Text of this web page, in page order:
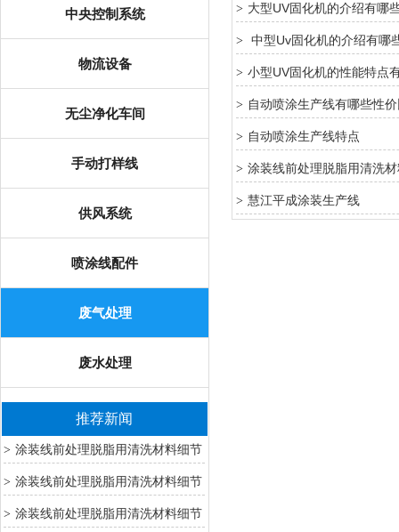
中央控制系统
物流设备
无尘净化车间
手动打样线
供风系统
喷涂线配件
废气处理
废水处理
推荐新闻
> 涂装线前处理脱脂用清洗材料细节
7> 涂装线前处理脱脂用清洗材料细节
6> 涂装线前处理脱脂用清洗材料细节
> 大型UV固化机的介绍有哪
> 中型Uv固化机的介绍有哪
> 小型UV固化机的性能特点
> 自动喷涂生产线有哪些性
> 自动喷涂生产线特点
> 涂装线前处理脱脂用清洗
> 慧江平成涂装生产线